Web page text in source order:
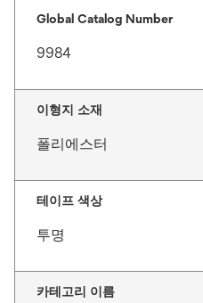
Global Catalog Number
9984
이형지 소재
폴리에스터
테이프 색상
투명
카테고리 이름